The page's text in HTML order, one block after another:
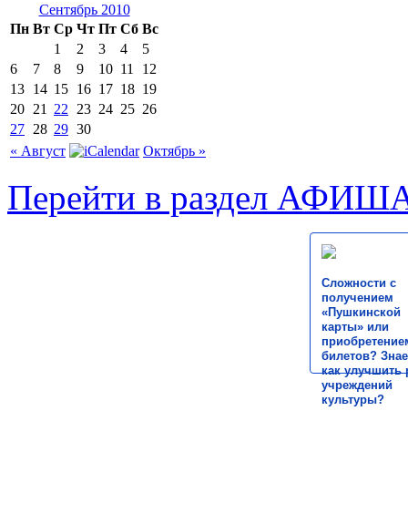
Сентябрь 2010
Пн Вт Ср Чт Пт Сб Вс
1
2 3 4
5
6
7 8 9 10 11
12
13 14 15 16 17 18 19
20 21 22 23 24 25 26
27 28 29 30
« Август
Октябрь »
Перейти в раздел
Сложности с
получением
«Пушкинской
карты» или
билетов?
как улучшить
учреждений
культуры?